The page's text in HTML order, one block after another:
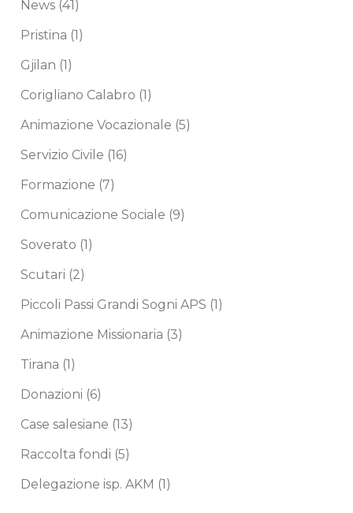
News (41)
Pristina (1)
Gjilan (1)
Corigliano Calabro (1)
Animazione Vocazionale (5)
Servizio Civile (16)
Formazione (7)
Comunicazione Sociale (9)
Soverato (1)
Scutari (2)
Piccoli Passi Grandi Sogni APS (1)
Animazione Missionaria (3)
Tirana (1)
Donazioni (6)
Case salesiane (13)
Raccolta fondi (5)
Delegazione isp. AKM (1)